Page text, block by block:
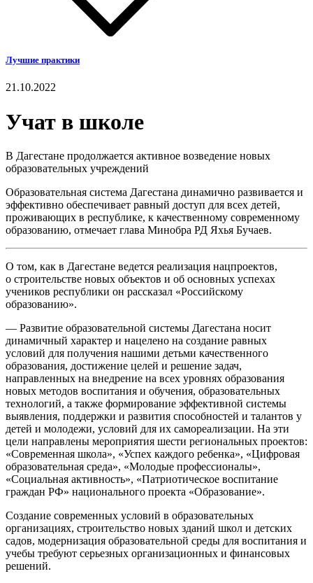
Лучшие практики
21.10.2022
Учат в школе
В Дагестане продолжается активное возведение новых
образовательных учреждений
Образовательная система Дагестана динамично развивается и
эффективно обеспечивает равный доступ для всех детей,
проживающих в республике, к качественному современному
образованию, отмечает глава Минобра РД Яхья Бучаев.
О том, как в Дагестане ведется реализация нацпроектов,
о строительстве новых объектов и об основных успехах
учеников республики он рассказал «Российскому
образованию».
— Развитие образовательной системы Дагестана носит
динамичный характер и нацелено на создание равных
условий для получения нашими детьми качественного
образования, достижение целей и решение задач,
направленных на внедрение на всех уровнях образования
новых методов воспитания и обучения, образовательных
технологий, а также формирование эффективной системы
выявления, поддержки и развития способностей и талантов у
детей и молодежи, условий для их самореализации. На эти
цели направлены мероприятия шести региональных проектов:
«Современная школа», «Успех каждого ребенка», «Цифровая
образовательная среда», «Молодые профессионалы»,
«Социальная активность», «Патриотическое воспитание
граждан РФ» национального проекта «Образование».
Создание современных условий в образовательных
организациях, строительство новых зданий школ и детских
садов, модернизация образовательной среды для воспитания и
учебы требуют серьезных организационных и финансовых
решений.